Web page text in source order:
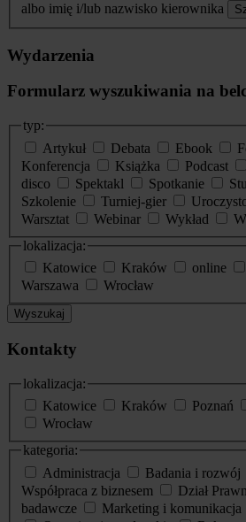
albo imię i/lub nazwisko kierownika
Wydarzenia
Formularz wyszukiwania na
typ:
Artykuł
Debata Ebook
Konferencja
Książka Podcast
disco
Spektakl Spotkanie
Szkolenie
Turniej-gier
Warsztat
Webinar Wykład
lokalizacja:
Katowice
Kraków online
Warszawa
Wrocław
Wyszukaj
Kontakty
lokalizacja:
Katowice
Kraków Poznań
Wrocław
kategoria:
Administracja
Badania i rozwój
Współpraca z biznesem
Dział
badawcze
Marketing i komunikacja